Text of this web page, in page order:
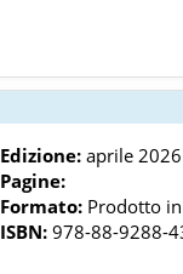
Edizione: aprile 2026
Pagine:
Formato: Prodotto
ISBN: 978-88-9288-